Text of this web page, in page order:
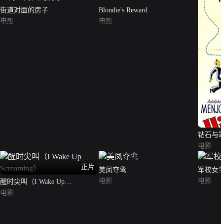
街道对面的房子
电影
Blondie's Reward
电影
钻石与
电影
正片
醒时尖叫（I Wake Up
Screaming）
电影
美凤夺鸾
电影
军校女
电影